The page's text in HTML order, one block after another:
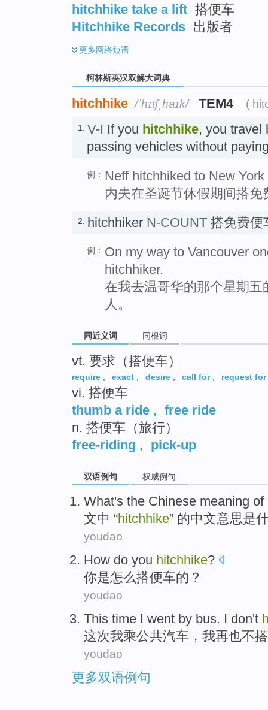
hitchhike take a lift 搭便车
Hitchhike Records 出版者
更多网络短语
柯林斯英汉双解大词典
hitchhike /ˈhɪtʃˌhaɪk/ TEM4 (
1. V-I If you hitchhike, you travel
passing vehicles without
例： Neff hitchhiked to New
内夫在圣诞节休假期间搭
2. hitchhiker N-COUNT 搭免费便
例： On my way to Vancouver
hitchhiker.
在我去温哥华的那个星期
人。
同近义词 同根词
vt. 要求（搭便车）
require , exact , desire , call for, request
vi. 搭便车
thumb a ride , free ride
n. 搭便车（旅行）
free-riding , pick-up
双语例句 权威例句
What's the Chinese meaning of
文中 “hitchhike” 的中文意思是
youdao
How do you hitchhike?
你是怎么搭便车的 ？
youdao
This time I went by bus. I don't
这次我乘公共汽车，我再也不
youdao
更多双语例句